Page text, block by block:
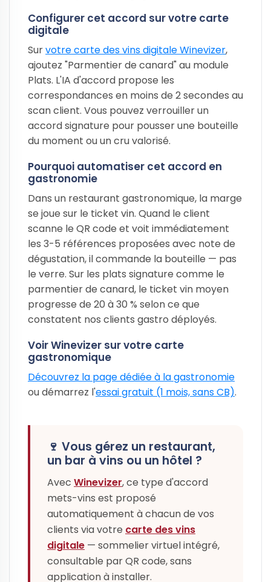
Configurer cet accord sur votre carte
digitale
Survotre carte des vins digitale Winevizer,
ajoutez "Parmentier de canard" au module
Plats. L'IA d'accord propose les
correspondances en moins de 2 secondes au
scan client. Vous pouvez verrouiller un
accord signature pour pousser une bouteille
du moment ou un cru valorisé.
Pourquoi automatiser cet accord en
gastronomie
Dans un restaurant gastronomique, la marge
se joue sur le ticket vin. Quand le client
scanne le QR code et voit immédiatement
les 3-5 références proposées avec note de
dégustation, il commande la bouteille — pas
le verre. Sur les plats signature comme le
parmentier de canard, le ticket vin moyen
progresse de 20 à 30 % selon ce que
constatent nos clients gastro déployés.
Voir Winevizer sur votre carte
gastronomique
Découvrez la page dédiée à la gastronomie
ou démarrez l'essai gratuit (1 mois, sans CB).
🍷 Vous gérez un restaurant,
un bar à vins ou un hôtel ?
Avec Winevizer, ce type d'accord
mets-vins est proposé
automatiquement à chacun de vos
clients via votre carte des vins
digitale — sommelier virtuel intégré,
consultable par QR code, sans
application à installer.